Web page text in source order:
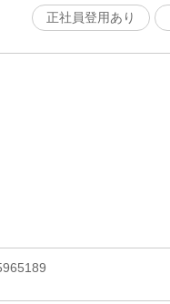
正社員登用あり